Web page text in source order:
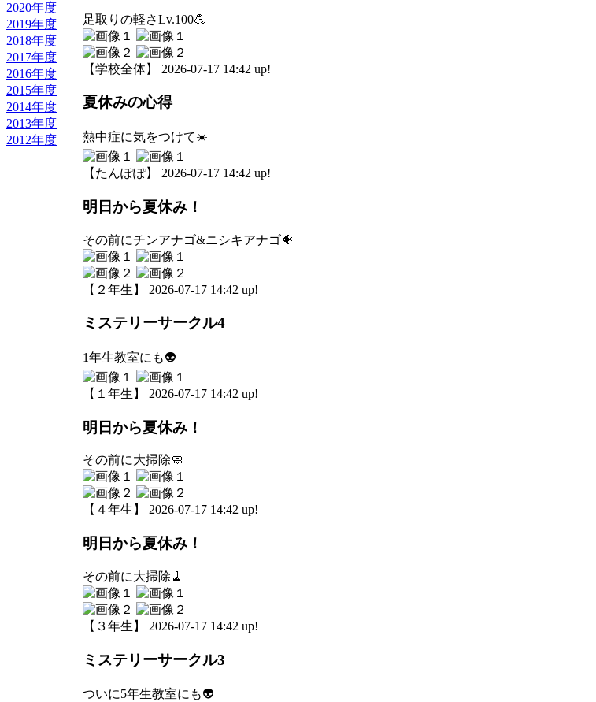
2020年度
2019年度
2018年度
2017年度
2016年度
2015年度
2014年度
2013年度
2012年度
足取りの軽さLv.100💪
【学校全体】 2026-07-17 14:42 up!
夏休みの心得
熱中症に気をつけて☀️
【たんぽぽ】 2026-07-17 14:42 up!
明日から夏休み！
その前にチンアナゴ&ニシキアナゴ🐠
【２年生】 2026-07-17 14:42 up!
ミステリーサークル4
1年生教室にも👽
【１年生】 2026-07-17 14:42 up!
明日から夏休み！
その前に大掃除🧼
【４年生】 2026-07-17 14:42 up!
明日から夏休み！
その前に大掃除🧹
【３年生】 2026-07-17 14:42 up!
ミステリーサークル3
ついに5年生教室にも👽